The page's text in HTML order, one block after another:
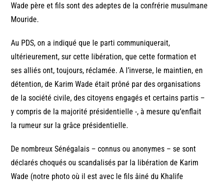
Wade père et fils sont des adeptes de la confrérie musulmane
Mouride.
Au PDS, on a indiqué que le parti communiquerait,
ultérieurement, sur cette libération, que cette formation et
ses alliés ont, toujours, réclamée. A l’inverse, le maintien, en
détention, de Karim Wade était prôné par des organisations
de la société civile, des citoyens engagés et certains partis –
y compris de la majorité présidentielle -, à mesure qu’enflait
la rumeur sur la grâce présidentielle.
De nombreux Sénégalais – connus ou anonymes – se sont
déclarés choqués ou scandalisés par la libération de Karim
Wade (notre photo où il est avec le fils âiné du Khalife